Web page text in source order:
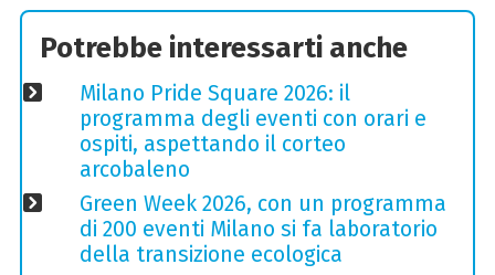
Potrebbe interessarti anche
Milano Pride Square 2026: il
programma degli eventi con orari e
ospiti, aspettando il corteo
arcobaleno
Green Week 2026, con un programma
di 200 eventi Milano si fa laboratorio
della transizione ecologica